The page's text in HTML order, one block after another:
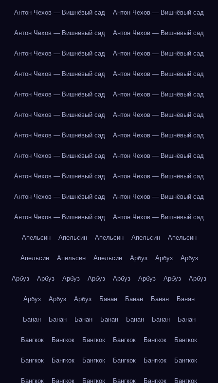
Антон Чехов — Вишнёвый сад Антон Чехов — Вишнёвый сад
Антон Чехов — Вишнёвый сад Антон Чехов — Вишнёвый сад
Антон Чехов — Вишнёвый сад Антон Чехов — Вишнёвый сад
Антон Чехов — Вишнёвый сад Антон Чехов — Вишнёвый сад
Антон Чехов — Вишнёвый сад Антон Чехов — Вишнёвый сад
Антон Чехов — Вишнёвый сад Антон Чехов — Вишнёвый сад
Антон Чехов — Вишнёвый сад Антон Чехов — Вишнёвый сад
Антон Чехов — Вишнёвый сад Антон Чехов — Вишнёвый сад
Антон Чехов — Вишнёвый сад Антон Чехов — Вишнёвый сад
Антон Чехов — Вишнёвый сад Антон Чехов — Вишнёвый сад
Антон Чехов — Вишнёвый сад Антон Чехов — Вишнёвый сад
Апельсин Апельсин Апельсин Апельсин Апельсин
Апельсин Апельсин Апельсин Арбуз Арбуз Арбуз
Арбуз Арбуз Арбуз Арбуз Арбуз Арбуз Арбуз Арбуз
Арбуз Арбуз Арбуз Банан Банан Банан Банан
Банан Банан Банан Банан Банан Банан Банан
Бангкок Бангкок Бангкок Бангкок Бангкок Бангкок
Бангкок Бангкок Бангкок Бангкок Бангкок Бангкок
Бангкок Бангкок Бангкок Бангкок Бангкок Бангкок